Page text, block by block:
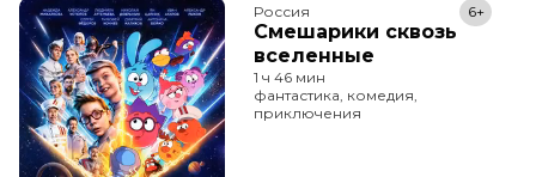
Россия
Смешарики сквозь
вселенные
6+
1 ч 46 мин
фантастика, комедия,
приключения